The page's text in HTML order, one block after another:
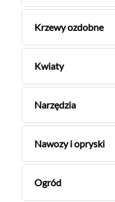
Krzewy ozdobne
Kwiaty
Narzędzia
Nawozy i opryski
Ogród